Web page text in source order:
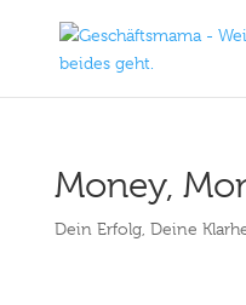
Money,
Dein Erfolg, Deine